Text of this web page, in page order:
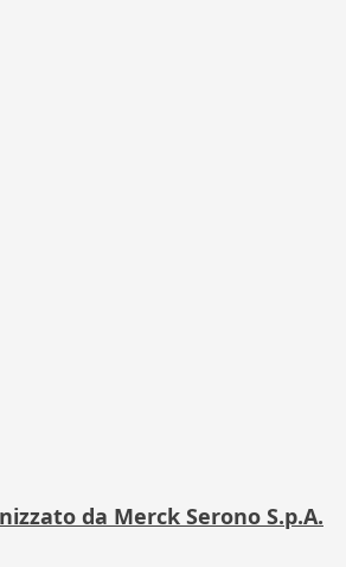
da Merck Serono S.p.A.